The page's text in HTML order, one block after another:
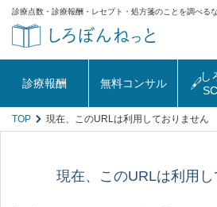
診療点数・診療報酬・レセプト・処方箋のことを調べる
診療報酬 無料コンサル
し
TOP 現在、このURLは利用しておりません
現在、このURLは利用